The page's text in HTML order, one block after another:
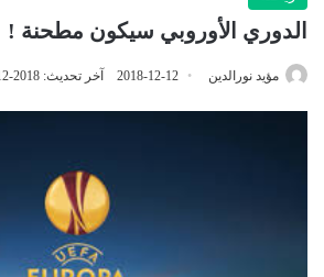
الدوري الأوروبي سيكون مطحنة !
مؤيد نورالدين 2018-12-12 آخر تحديث: 2018-12-12